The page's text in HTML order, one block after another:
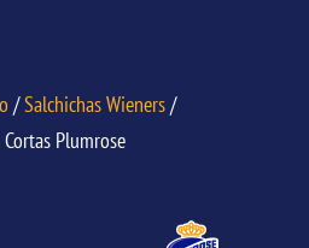
/Salchichas Wieners/
Plumrose